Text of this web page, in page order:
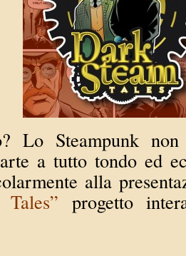
Lo Steampunk
a tutto tondo ed
alla
progetto